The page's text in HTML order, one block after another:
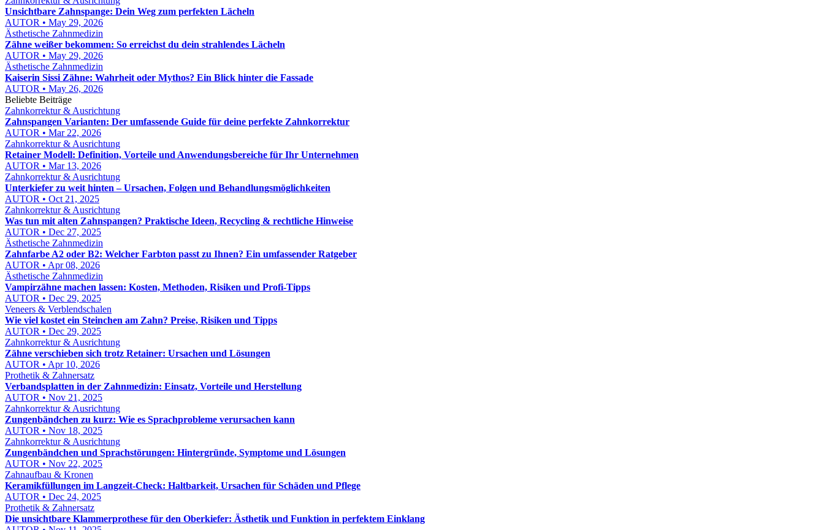
Unsichtbare Zahnspange: Dein Weg zum perfekten Lächeln
AUTOR • May 29, 2026
Ästhetische Zahnmedizin
Zähne weißer bekommen: So erreichst du dein strahlendes Lächeln
AUTOR • May 29, 2026
Ästhetische Zahnmedizin
Kaiserin Sissi Zähne: Wahrheit oder Mythos? Ein Blick hinter die Fassade
AUTOR • May 26, 2026
Beliebte Beiträge
Zahnkorrektur & Ausrichtung
Zahnspangen Varianten: Der umfassende Guide für deine perfekte Zahnkorrektur
AUTOR • Mar 22, 2026
Zahnkorrektur & Ausrichtung
Retainer Modell: Definition, Vorteile und Anwendungsbereiche für Ihr Unternehmen
AUTOR • Mar 13, 2026
Zahnkorrektur & Ausrichtung
Unterkiefer zu weit hinten – Ursachen, Folgen und Behandlungsmöglichkeiten
AUTOR • Oct 21, 2025
Zahnkorrektur & Ausrichtung
Was tun mit alten Zahnspangen? Praktische Ideen, Recycling & rechtliche Hinweise
AUTOR • Dec 27, 2025
Ästhetische Zahnmedizin
Zahnfarbe A2 oder B2: Welcher Farbton passt zu Ihnen? Ein umfassender Ratgeber
AUTOR • Apr 08, 2026
Ästhetische Zahnmedizin
Vampirzähne machen lassen: Kosten, Methoden, Risiken und Profi-Tipps
AUTOR • Dec 29, 2025
Veneers & Verblendschalen
Wie viel kostet ein Steinchen am Zahn? Preise, Risiken und Tipps
AUTOR • Dec 29, 2025
Zahnkorrektur & Ausrichtung
Zähne verschieben sich trotz Retainer: Ursachen und Lösungen
AUTOR • Apr 10, 2026
Prothetik & Zahnersatz
Verbandsplatten in der Zahnmedizin: Einsatz, Vorteile und Herstellung
AUTOR • Nov 21, 2025
Zahnkorrektur & Ausrichtung
Zungenbändchen zu kurz: Wie es Sprachprobleme verursachen kann
AUTOR • Nov 18, 2025
Zahnkorrektur & Ausrichtung
Zungenbändchen und Sprachstörungen: Hintergründe, Symptome und Lösungen
AUTOR • Nov 22, 2025
Zahnaufbau & Kronen
Keramikfüllungen im Langzeit-Check: Haltbarkeit, Ursachen für Schäden und Pflege
AUTOR • Dec 24, 2025
Prothetik & Zahnersatz
Die unsichtbare Klammerprothese für den Oberkiefer: Ästhetik und Funktion in perfektem Einklang